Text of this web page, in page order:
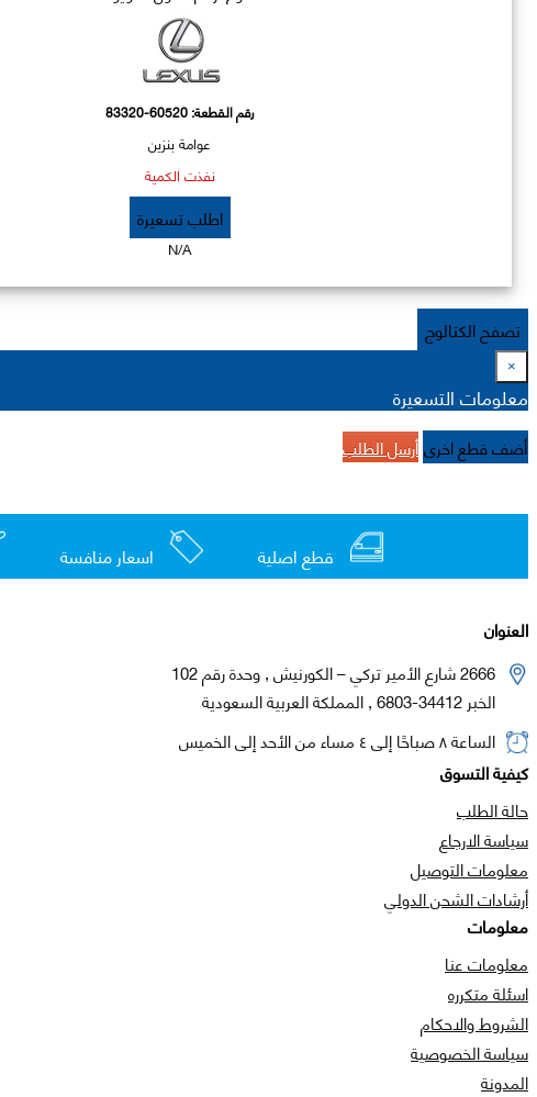
رقم القطعة:83320-60520
عوامة بنزين
نفذت الكمية
اطلب تسعيرة
N/A
تصفح الكتالوج
×
معلومات التسعيرة
أضف قطع اخرىأرسل الطلب
قطع اصلية اسعار منافسة
العنوان
2666 شارع الأمير تركي – الكورنيش , وحدة رقم 102
الخبر 34412-6803 , المملكة العربية السعودية
الساعة ٨ صباحًا إلى ٤ مساء من الأحد إلى الخميس
كيفية التسوق
حالة الطلب
سياسة الارجاع
معلومات التوصيل
أرشادات الشحن الدولي
معلومات
معلومات عنا
اسئلة متكرره
الشروط والاحكام
سياسة الخصوصية
المدونة